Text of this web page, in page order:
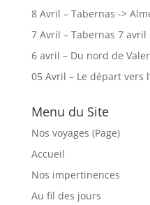
8 Avril – Tabernas ->
7 Avril – Tabernas 7 avril
6 avril – Du nord de
05 Avril – Le départ vers
Menu du Site
Nos voyages (Page)
Accueil
Nos impertinences
Au fil des jours